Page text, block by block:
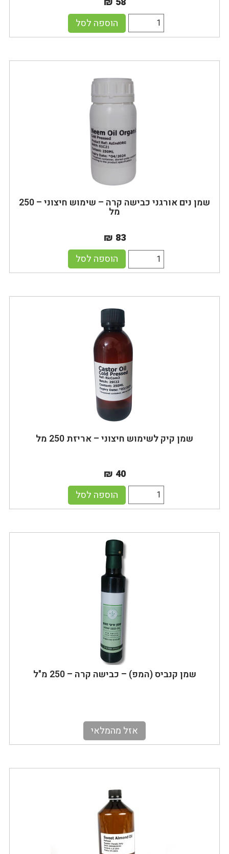
הוספה לסל
שמן נים אורגני כבישה קרה – שימוש חיצוני – 250
מל
₪ 83
הוספה לסל
שמן קיק לשימוש חיצוני – אריזת 250 מל
₪ 40
הוספה לסל
שמן קנביס (המפ) – כבישה קרה – 250 מ"ל
אזל מהמלאי